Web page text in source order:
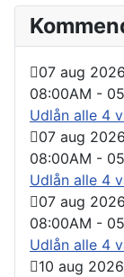
07 aug 2026
08:00AM -
Udlån alle 4
07 aug 2026
08:00AM -
Udlån alle 4
07 aug 2026
08:00AM -
Udlån alle 4
10 aug 2026